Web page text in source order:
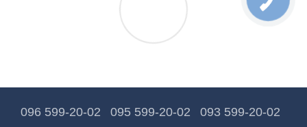
096 599-20-02 095 599-20-02 093 599-20-02